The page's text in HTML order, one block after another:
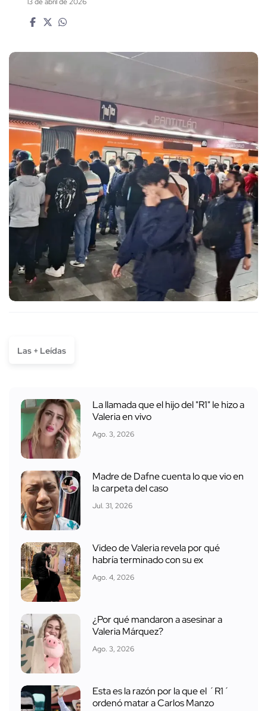
Las + Leídas
La llamada que el hijo del "R1" le hizo a
Valeria en vivo
Ago. 3, 2026
Madre de Dafne cuenta lo que vio en
la carpeta del caso
Jul. 31, 2026
Video de Valeria revela por qué
habría terminado con su ex
Ago. 4, 2026
¿Por qué mandaron a asesinar a
Valeria Márquez?
Ago. 3, 2026
Esta es la razón por la que el ´R1´
ordenó matar a Carlos Manzo